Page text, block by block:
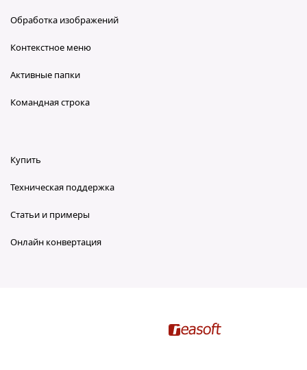
Обработка изображений
Контекстное меню
Активные папки
Командная строка
Купить
Техническая поддержка
Статьи и примеры
Онлайн конвертация